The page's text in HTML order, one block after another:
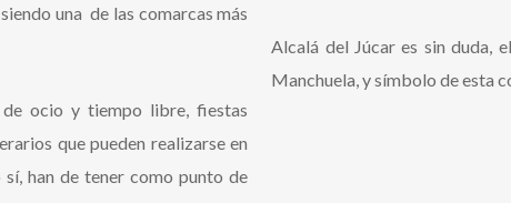
una de las comarcas más
de ocio y tiempo libre, fiestas
que pueden realizarse en
han de tener como punto de
Alcalá del Júcar es sin duda,
Manchuela, y símbolo de esta